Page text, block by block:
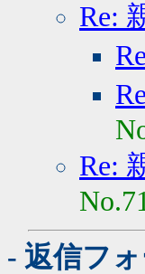
Re:
Re:
- 返信フ